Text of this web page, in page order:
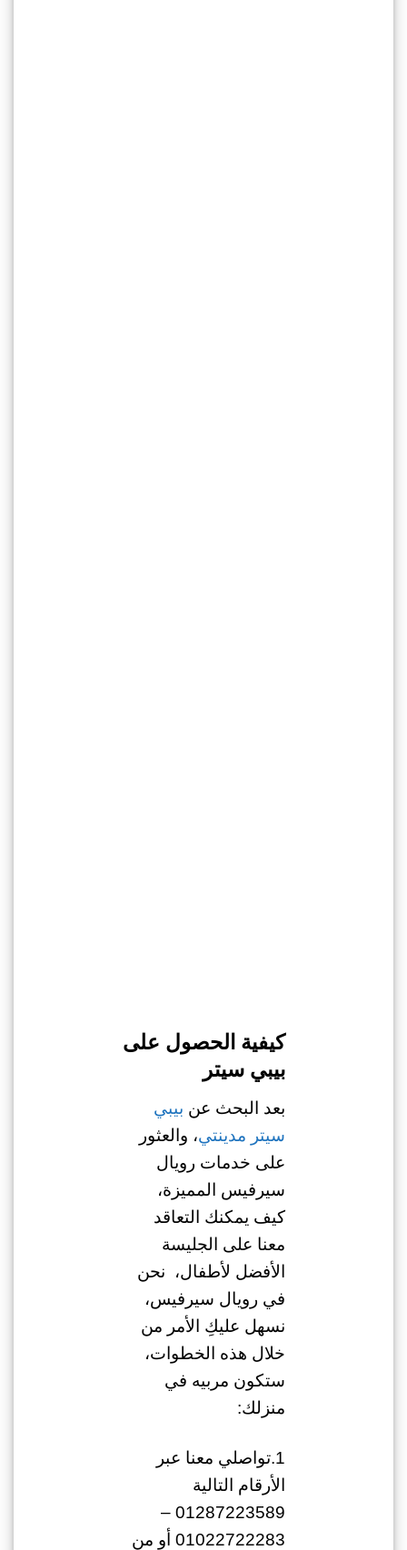
كيفية الحصول على
بيبي سيتر
بعد البحث عن بيبي
سيتر مدينتي، والعثور
على خدمات رويال
سيرفيس المميزة،
كيف يمكنك التعاقد
معنا على الجليسة
الأفضل لأطفال، نحن
في رويال سيرفيس،
نسهل عليكِ الأمر من
خلال هذه الخطوات،
ستكون مربيه في
منزلك:
1.تواصلي معنا عبر
الأرقام التالية
01287223589 –
01022722283 أو من